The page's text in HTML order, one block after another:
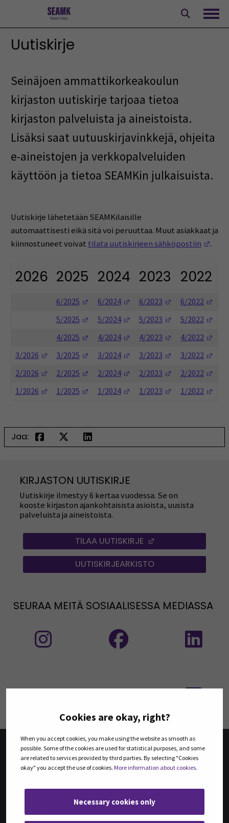
Cookies are okay, right?
When you accept cookies, you make using the website as smooth as
possible. Some of the cookies are used for statistical purposes, and some
are related to services provided by third parties. By selecting "Cookies
okay" you accept the use of cookies. More information about cookies.
Necessary cookies only
Uutiskirje
Seinäjoen ammattikorkeakoulun
kirjaston uutiskirje tarjoaa tietoa
kirjaston palveluista ja aineistoista.
Lisäksi saat uutuuskirjavinkkejä, ohjeita
e-aineistojen ja verkkopalveluiden
käyttöön ja tietoa SEAMKin julkaisuista.
Uutiskirje lähetetään SEAMKilaisille
automaattisesti eikä sitä voi peruuttaa. Muut asiakkaat ja
kiinnostuneet voivat tilata uutiskirjeen sähköpostiin .
2026 2025 2024 2023 2022
6/2025 (Opens in a new window)
6/2024 (Opens in a new window)
6/2023 (Opens in a
6/2022
5/2025
(Opens in a new window)
5/2024 (Opens in a new window)
5/2023 (Opens in a
5/2022
4/2025
(Opens in a new window)
4/2024 (Opens in a new window)
4/2023 (Opens in a
4/2022
3/2026
(Opens in a new window)
3/2025 (Opens in a new window)
3/2024 (Opens in a new window)
3/2023 (Opens in a
3/2022
2/2026
(Opens in a new window)
2/2025 (Opens in a new window)
2/2024 (Opens in a new window)
2/2023 (Opens in a
2/2022
1/2026
(Opens in a new window)
1/2025 (Opens in a new window)
1/2024 (Opens in a new window)
1/2023 (Opens in a
1/2022
Jaa:
KIRJASTON UUTISKIRJE
Uutiskirje ilmestyy 6 kertaa vuodessa. Se on
kooste kirjaston ajankohtaisista asioista, uusista
palveluista ja aineistoista.
TILAA UUTISKIRJE
(OPENS IN A NEW
UUTISKIRJEARKISTO
SEURAA MEITÄ SOSIAALISESSA MEDIASSA
KIRJAT